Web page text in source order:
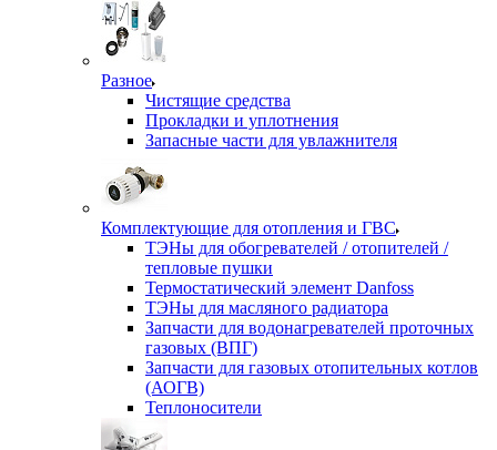
Разное
Чистящие средства
Прокладки и уплотнения
Запасные части для увлажнителя
Комплектующие для отопления и ГВС
ТЭНы для обогревателей / отопителей /
тепловые пушки
Термостатический элемент Danfoss
ТЭНы для масляного радиатора
Запчасти для водонагревателей проточных
газовых (ВПГ)
Запчасти для газовых отопительных котлов
(АОГВ)
Теплоносители